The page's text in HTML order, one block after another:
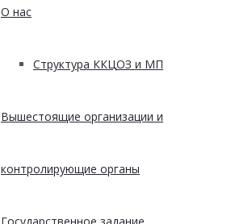
О нас
Структура ККЦОЗ и МП
Вышестоящие организации и
контролирующие органы